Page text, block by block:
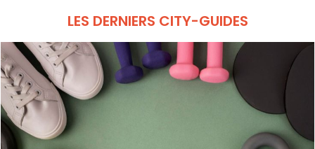
LES DERNIERS CITY-GUIDES